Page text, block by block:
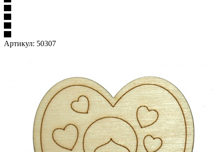
Артикул: 50307